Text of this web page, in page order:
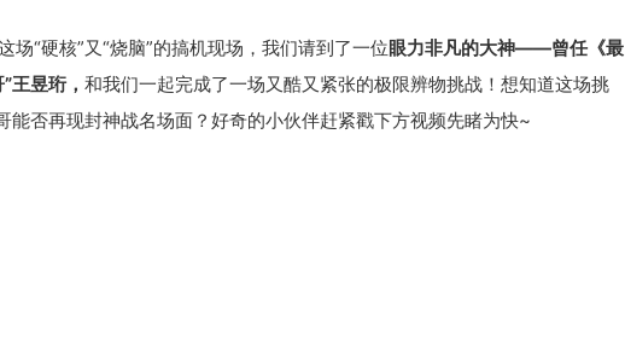
场“硬核”又“烧脑”的搞机现场，我们请到了一位眼力非凡的大神——曾任《最
王昱珩， 和我们一起完成了一场又酷又紧张的极限辨物挑战！想知道这场挑
能否再现封神战名场面？好奇的小伙伴赶紧戳下方视频先睹为快~